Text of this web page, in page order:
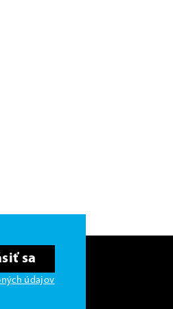
sa
údajov